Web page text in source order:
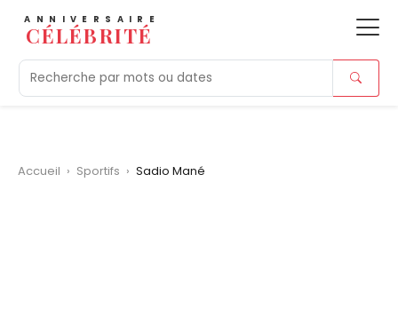
ANNIVERSAIRE
CÉLÉBRITÉ
Aujourd'hui Tendances Morts
Accueil › Sportifs › Sadio Mané